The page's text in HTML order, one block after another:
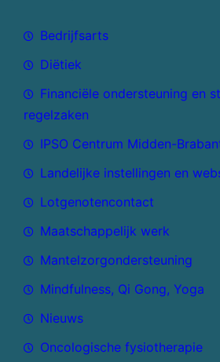
Bedrijfsarts
Diëtiek
Financiële ondersteuning en
regelzaken
IPSO Centrum Midden-
Landelijke instellingen en
Lotgenotencontact
Maatschappelijk werk
Mantelzorgondersteuning
Mindfulness, Qi Gong, Yoga
Nieuws
Oncologische fysiotherapie